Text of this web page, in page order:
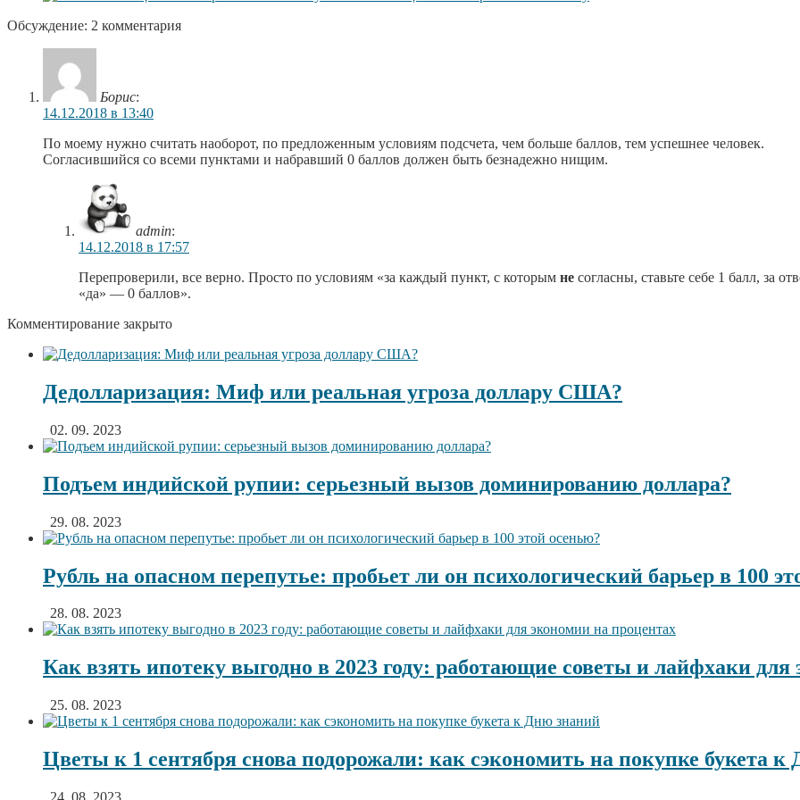
Обсуждение: 2 комментария
Борис:
14.12.2018 в 13:40
По моему нужно считать наоборот, по предложенным условиям подсчета, чем больше баллов, тем успешнее человек.
Согласившийся со всеми пунктами и набравший 0 баллов должен быть безнадежно нищим.
admin:
14.12.2018 в 17:57
Перепроверили, все верно. Просто по условиям «за каждый пункт, с которым не согласны, ставьте себе 1 балл, за
«да» — 0 баллов».
Комментирование закрыто
Дедолларизация: Миф или реальная угроза доллару США?
02. 09. 2023
Подъем индийской рупии: серьезный вызов доминированию доллара?
29. 08. 2023
Рубль на опасном перепутье: пробьет ли он психологический барьер в 100
28. 08. 2023
Как взять ипотеку выгодно в 2023 году: работающие советы и лайфхаки для
25. 08. 2023
Цветы к 1 сентября снова подорожали: как сэкономить на покупке букета
24. 08. 2023